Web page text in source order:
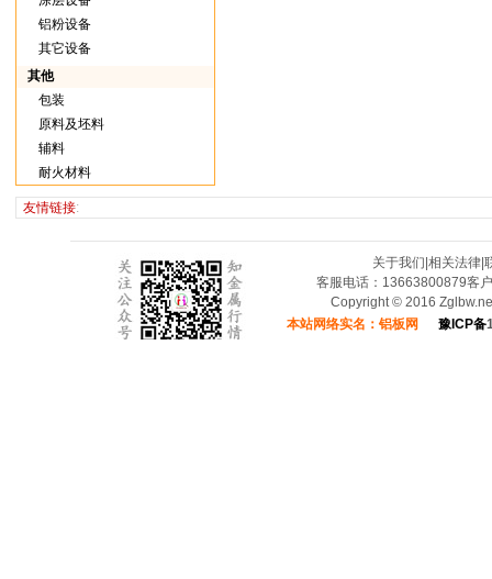
铝粉设备
其它设备
其他
包装
原料及坯料
辅料
耐火材料
友情链接:
关于我们 相关法律|
客服电话：13663800879客
Copyright © 2016
本站网络实名：铝板网
豫ICP备